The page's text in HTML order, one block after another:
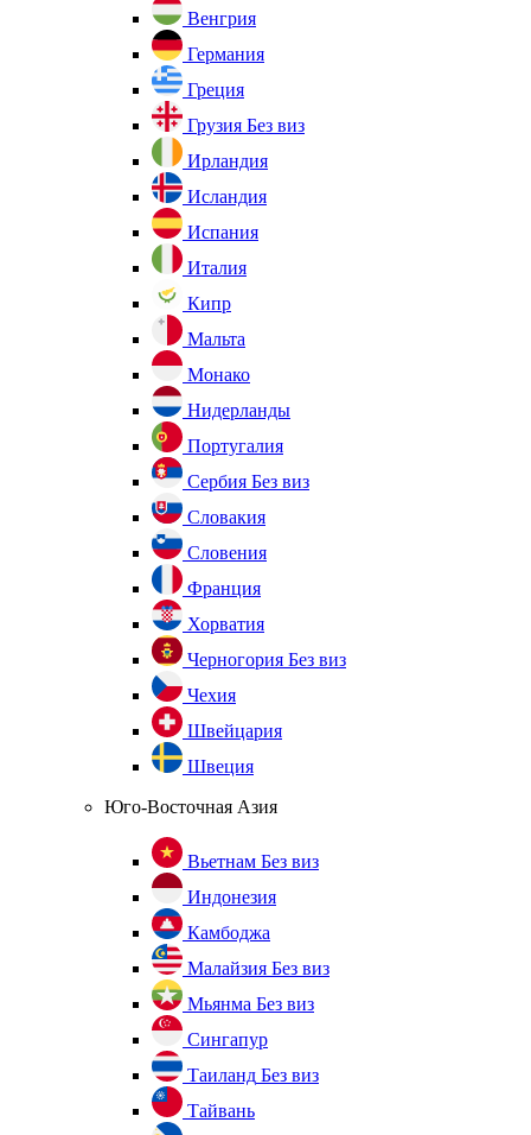
Венгрия
Германия
Греция
Грузия Без виз
Ирландия
Исландия
Испания
Италия
Кипр
Мальта
Монако
Нидерланды
Португалия
Сербия Без виз
Словакия
Словения
Франция
Хорватия
Черногория Без виз
Чехия
Швейцария
Швеция
Юго-Восточная Азия
Вьетнам Без виз
Индонезия
Камбоджа
Малайзия Без виз
Мьянма Без виз
Сингапур
Таиланд Без виз
Тайвань